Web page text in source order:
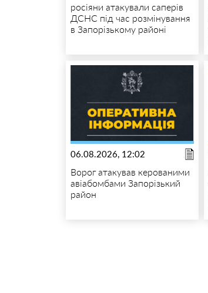
росіяни атакували саперів
ДСНС під час розмінування
в Запорізькому районі
06.08.2026, 12:02
Ворог атакував керованими
авіабомбами Запорізький
район